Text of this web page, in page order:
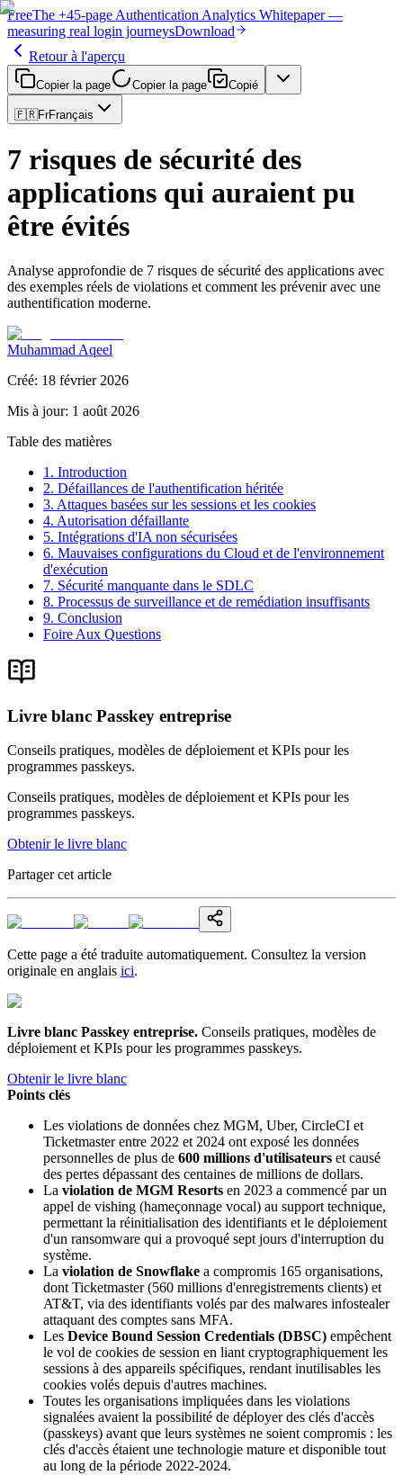
FreeThe +45-page Authentication Analytics Whitepaper —
measuring real login journeysDownload
Retour à l'aperçu
Copier la page Copier la page Copié
🇫🇷FrFrançais
7 risques de sécurité des
applications qui auraient pu
être évités
Analyse approfondie de 7 risques de sécurité des applications avec
des exemples réels de violations et comment les prévenir avec une
authentification moderne.
Muhammad Aqeel
Créé: 18 février 2026
Mis à jour: 1 août 2026
Table des matières
1. Introduction
2. Défaillances de l'authentification héritée
3. Attaques basées sur les sessions et les cookies
4. Autorisation défaillante
5. Intégrations d'IA non sécurisées
6. Mauvaises configurations du Cloud et de l'environnement
d'exécution
7. Sécurité manquante dans le SDLC
8. Processus de surveillance et de remédiation insuffisants
9. Conclusion
Foire Aux Questions
Livre blanc Passkey entreprise
Conseils pratiques, modèles de déploiement et KPIs pour les
programmes passkeys.
Conseils pratiques, modèles de déploiement et KPIs pour les
programmes passkeys.
Obtenir le livre blanc
Partager cet article
Cette page a été traduite automatiquement. Consultez la version
originale en anglais ici.
Livre blanc Passkey entreprise. Conseils pratiques, modèles de
déploiement et KPIs pour les programmes passkeys.
Obtenir le livre blanc
Points clés
Les violations de données chez MGM, Uber, CircleCI et
Ticketmaster entre 2022 et 2024 ont exposé les données
personnelles de plus de 600 millions d'utilisateurs et causé
des pertes dépassant des centaines de millions de dollars.
La violation de MGM Resorts en 2023 a commencé par un
appel de vishing (hameçonnage vocal) au support technique,
permettant la réinitialisation des identifiants et le déploiement
d'un ransomware qui a provoqué sept jours d'interruption du
système.
La violation de Snowflake a compromis 165 organisations,
dont Ticketmaster (560 millions d'enregistrements clients) et
AT&T, via des identifiants volés par des malwares infostealer
attaquant des comptes sans MFA.
Les Device Bound Session Credentials (DBSC) empêchent
le vol de cookies de session en liant cryptographiquement les
sessions à des appareils spécifiques, rendant inutilisables les
cookies volés depuis d'autres machines.
Toutes les organisations impliquées dans les violations
signalées avaient la possibilité de déployer des clés d'accès
(passkeys) avant que leurs systèmes ne soient compromis : les
clés d'accès étaient une technologie mature et disponible tout
au long de la période 2022-2024.